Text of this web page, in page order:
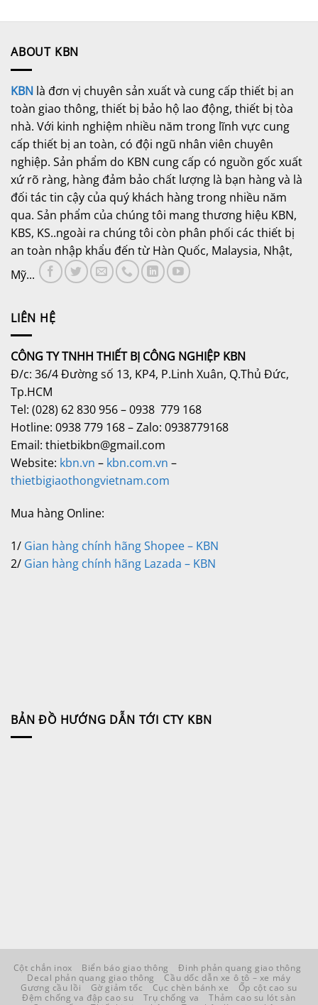
ABOUT KBN
KBN là đơn vị chuyên sản xuất và cung cấp thiết bị an
toàn giao thông, thiết bị bảo hộ lao động, thiết bị tòa
nhà. Với kinh nghiệm nhiều năm trong lĩnh vực cung
cấp thiết bị an toàn, có đội ngũ nhân viên chuyên
nghiệp. Sản phẩm do KBN cung cấp có nguồn gốc xuất
xứ rõ ràng, hàng đảm bảo chất lượng là bạn hàng và là
đối tác tin cậy của quý khách hàng trong nhiều năm
qua. Sản phẩm của chúng tôi mang thương hiệu KBN,
KBS, KS..ngoài ra chúng tôi còn phân phối các thiết bị
an toàn nhập khẩu đến từ Hàn Quốc, Malaysia, Nhật,
Mỹ...
LIÊN HỆ
CÔNG TY TNHH THIẾT BỊ CÔNG NGHIỆP KBN
Đ/c: 36/4 Đường số 13, KP4, P.Linh Xuân, Q.Thủ Đức,
Tp.HCM
Tel: (028) 62 830 956 – 0938 779 168
Hotline: 0938 779 168 – Zalo: 0938779168
Email: thietbikbn@gmail.com
Website: kbn.vn – kbn.com.vn –
thietbigiaothongvietnam.com
Mua hàng Online:
1/ Gian hàng chính hãng Shopee – KBN
2/ Gian hàng chính hãng Lazada – KBN
BẢN ĐỒ HƯỚNG DẪN TỚI CTY KBN
Cột chắn inox Biển báo giao thông
Đinh phản quang giao thông
Decal phản quang giao thông
Cầu dốc dẫn xe ô tô – xe máy
Gương cầu lồi
Gờ giảm tốc Cục chèn bánh xe
Ốp cột cao su
Đệm chống va đập cao su
Trụ chống va
Thảm cao su lót sàn